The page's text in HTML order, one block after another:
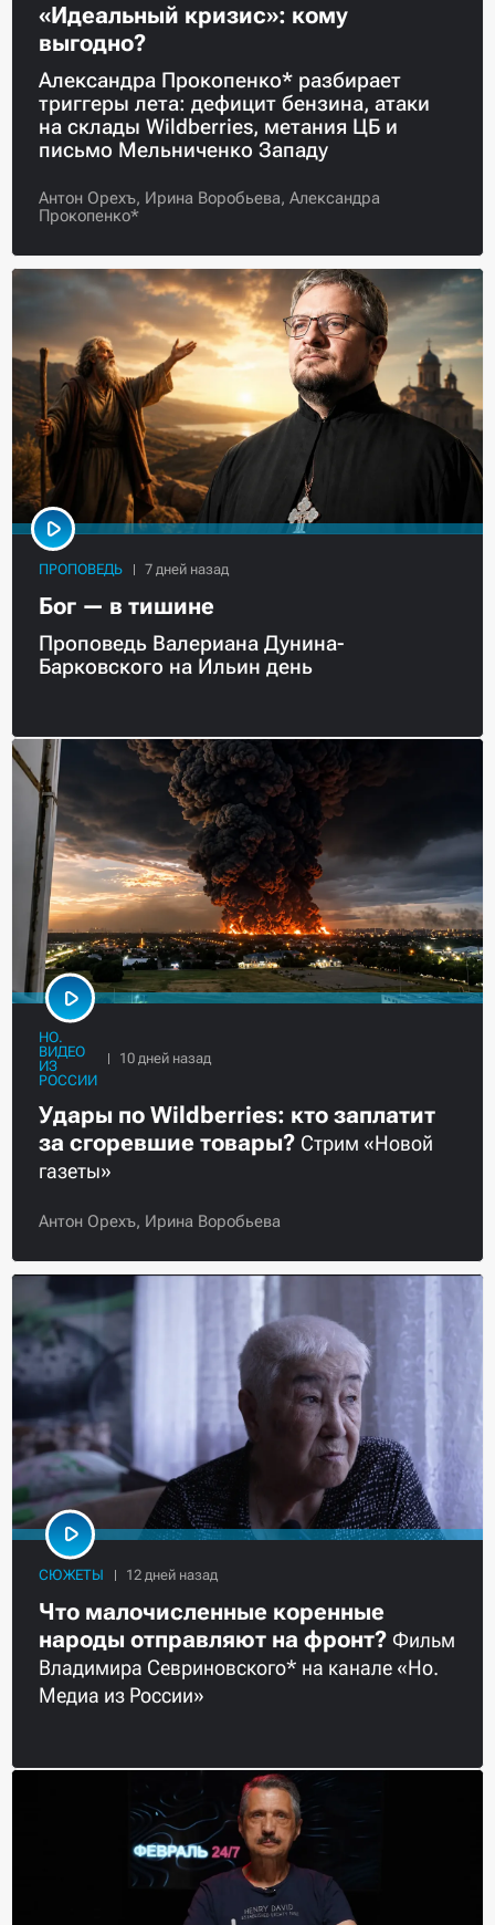
«Идеальный кризис»: кому
выгодно?
Александра Прокопенко* разбирает
триггеры лета: дефицит бензина, атаки
на склады Wildberries, метания ЦБ и
письмо Мельниченко Западу
Антон Орехъ, Ирина Воробьева, Александра
Прокопенко*
ПРОПОВЕДЬ
Бог — в тишине
Проповедь Валериана Дунина-
Барковского на Ильин день
НО.
ВИДЕО
ИЗ
РОССИИ
Удары по Wildberries: кто заплатит
за сгоревшие товары? Стрим «Новой
газеты»
Антон Орехъ, Ирина Воробьева
СЮЖЕТЫ
Что малочисленные коренные
народы отправляют на фронт? Фильм
Владимира Севриновского* на канале «Но.
Медиа из России»